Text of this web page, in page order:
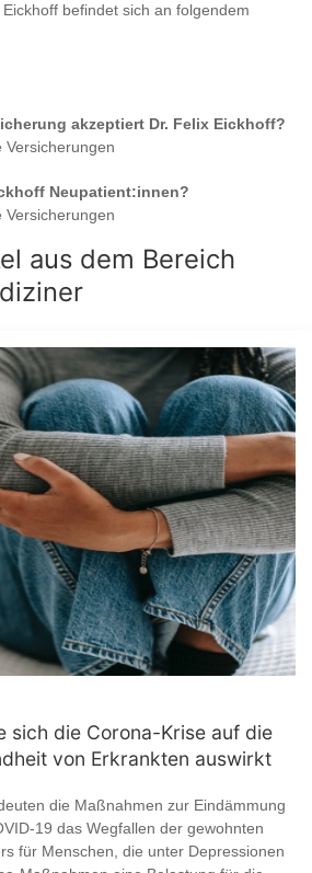
Eickhoff befindet sich an folgendem
akzeptiert Dr. Felix Eickhoff?
Versicherungen
Neupatient:innen?
Versicherungen
aus dem Bereich
sich die Corona-Krise auf die
von Erkrankten auswirkt
die Maßnahmen zur Eindämmung
19 das Wegfallen der gewohnten
für Menschen, die unter Depressionen